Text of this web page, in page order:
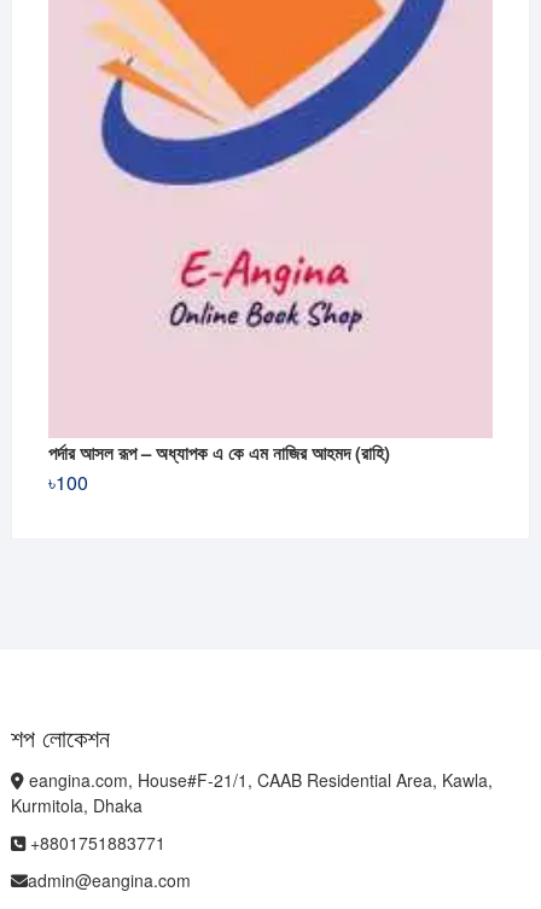
পর্দার আসল রূপ – অধ্যাপক এ কে এম নাজির আহমদ (রাহি)
৳100
শপ লোকেশন
eangina.com, House#F-21/1, CAAB Residential Area, Kawla,
Kurmitola, Dhaka
+8801751883771
admin@eangina.com